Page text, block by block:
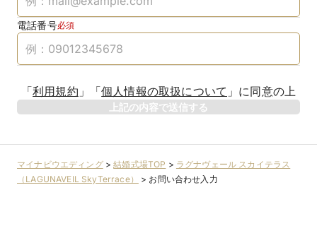
電話番号必須
「利用規約 」 「個人情報の取扱について 」 に同意の上
上記の内容で送信する
マイナビウエディング>結婚式場TOP > ラグナヴェール スカイテラス
（LAGUNAVEIL SkyTerrace）
> お問い合わせ入力